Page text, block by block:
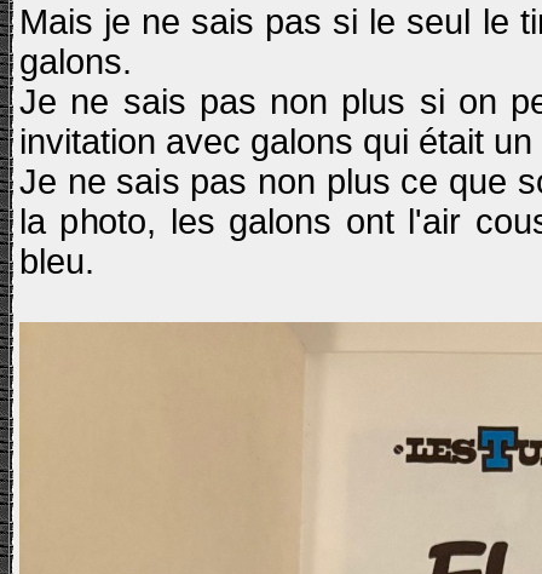
Mais je ne sais pas si le seul le
galons.
Je ne sais pas non plus si on
invitation avec galons qui était un
Je ne sais pas non plus ce que
la photo, les galons ont l'air
bleu.